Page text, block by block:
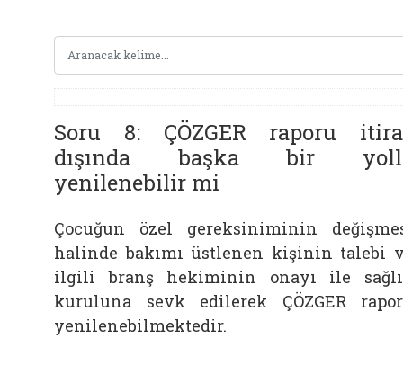
Soru 8: ÇÖZGER raporu
dışında başka bir
yenilenebilir mi
Çocuğun özel gereksiniminin
halinde bakımı üstlenen kişinin talebi
ilgili branş hekiminin onayı ile
kuruluna sevk edilerek ÇÖZGER
yenilenebilmektedir.